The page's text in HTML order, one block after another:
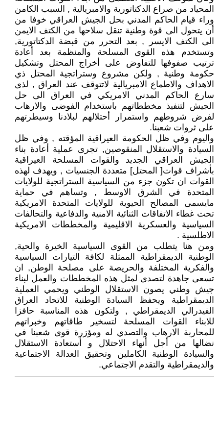
المحياد من صراع الدكتاتورية والامبريالية , السبب الكامن
وراء قيام الحاكم المدني بحل الجيش العراقي خوفا من
أن يتحول الى قوة وطنية تنقل سلاحها من الكتف الايمن
الى الكتف الايسر , بعد التحرر من قبضة الدكتاتورية,
وتستخدم هذه القوى المسلحة والمنظمة بعد أعادة
ترتيب صفوفها للتفاوض على أخراج المحتل وتشكيل
حكومة وطنية , ولكن مشروع وستراتجية المحتل ذي
الاهداف والاطماع الامبريالية لاتتوقف عند العراق , لذى
سارع الحاكم المدني الامريكي في العراق الى حل
الجيش لتنفيذ مخططاتهم باستخدام الفوضى والارهاب
لفرض شروطهم واستمرار أحتلالهم لبلادنا وسيطرتهم
على ثروات شعبنا.
واليوم وفي ظل الحكومة العيراقية المؤقته , وفي ظل
السيادة والاستقلال المنقوصين, تجرى عملية أعادة بناء
الجيش العراقي الجديد والقوات المسلحة العيراقية
بأشراف قوات[ المحتل] متعددة الجنسيات , ويهدف لهذه
القوات ان تكون جزء من السياسية الستراتجية للولايات
المتحدة في الشرق الاوسط , وتساهم في حماية
مايسمى المصالح الحيوية للولايات المتحدة الامريكية
تحت غطاء الاتفاقات الثنائية الامنية والدفاعية والتحالفات
السياسية والعسكرية الاقليمية والمخططات الامريكية
الاطلسية .
ومن هنا يتطلب من القوى السياسية الخيرة والحية,
الوطنية الديمقراطية الممثلة لكافة التيارات السياسية
والفكرية المختلفة والحريصة على مصلحة الوطن, ان
تسعى جاهدة لتصدى لمثل هذه المخططات والعمل لبناء
جيش وطني يصون الاستقلال الوطني ويحمي العملية
الديمقراطية ويحفظ السيادة الوطنية للاتحاد العراق
الفيدرالي الديمقراطي , ولتكون هذه المناسبة حافزا
للابناء القوات المسلحة لتسخير طاقاتهم وخبراتهم
للمحاربة الارهاب والتصدي له ومؤزرة قوى شعبنا في
نضالها من أجل أنهاء الاحتلال و أستعادة الاستقلال
والسيادة الوطنية الكاملين وتحقيق العدالة الاجتماعية
والديمقراطية والتقدم الاجتماعي.